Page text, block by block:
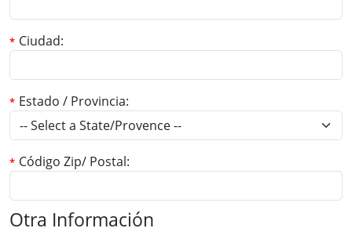
Ciudad
Estado / Provincia
Código Zip/ Postal
Otra Información